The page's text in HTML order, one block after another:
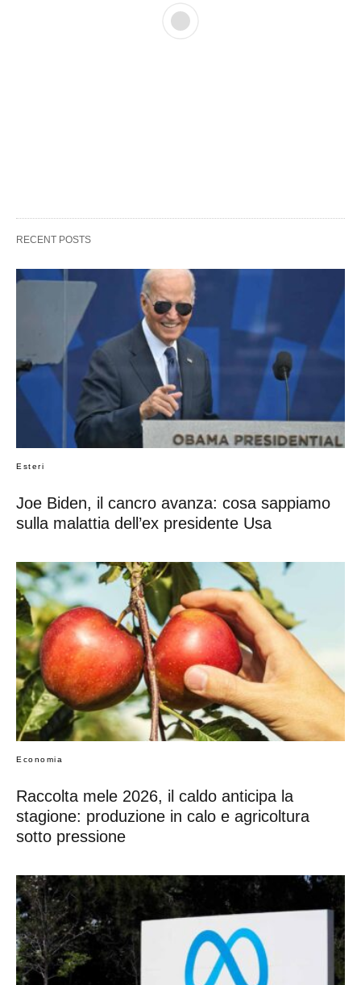
RECENT POSTS
Esteri
Joe Biden, il cancro avanza: cosa sappiamo
sulla malattia dell’ex presidente Usa
Economia
Raccolta mele 2026, il caldo anticipa la
stagione: produzione in calo e agricoltura
sotto pressione